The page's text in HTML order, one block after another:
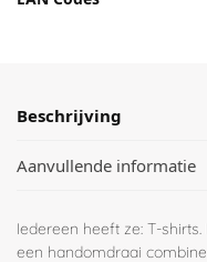
Beschrijving
Aanvullende informatie
Iedereen heeft ze: T-
een handomdraai